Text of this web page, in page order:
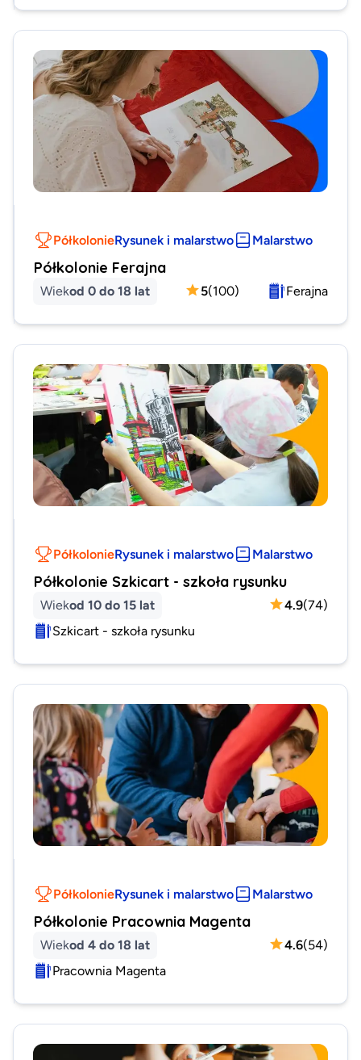
PółkolonieRysunek i malarstwo Malarstwo
Półkolonie Ferajna
Wiekod 0 do 18 lat 5(100) Ferajna
PółkolonieRysunek i malarstwo Malarstwo
Półkolonie Szkicart - szkoła rysunku
Wiekod 10 do 15 lat 4.9(74)
Szkicart - szkoła rysunku
PółkolonieRysunek i malarstwo Malarstwo
Półkolonie Pracownia Magenta
Wiekod 4 do 18 lat 4.6(54)
Pracownia Magenta